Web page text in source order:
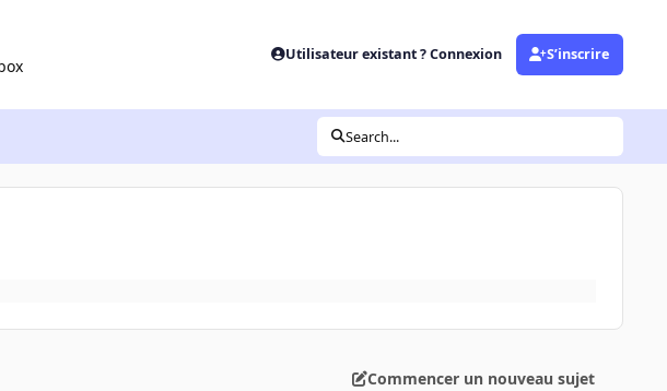
Utilisateur existant ? Connexion S’inscrire
Search...
Commencer un nouveau sujet